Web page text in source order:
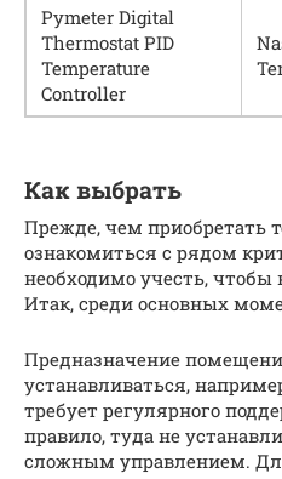
Pymeter Digital
Thermostat PID
Temperature
Controller
Как выбрать
Прежде, чем приобретать
ознакомиться с рядом
необходимо учесть,
Итак, среди основных
Предназначение
устанавливаться,
требует регулярного
правило, туда не
сложным управлением.